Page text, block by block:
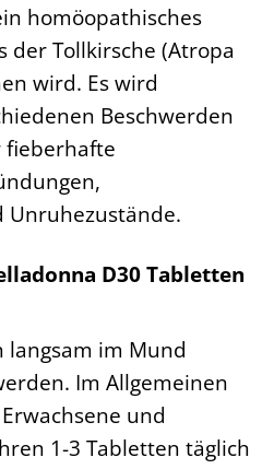
homöopathisches
der Tollkirsche (Atropa
wird. Es wird
Beschwerden
fieberhafte
Unruhezustände.
D30 Tabletten
langsam im Mund
Im Allgemeinen
und
1-3 Tabletten täglich